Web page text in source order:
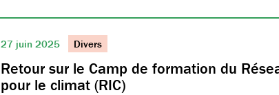
27 juin 2025 Divers
Retour sur le Camp de formation du
pour le climat (RIC)